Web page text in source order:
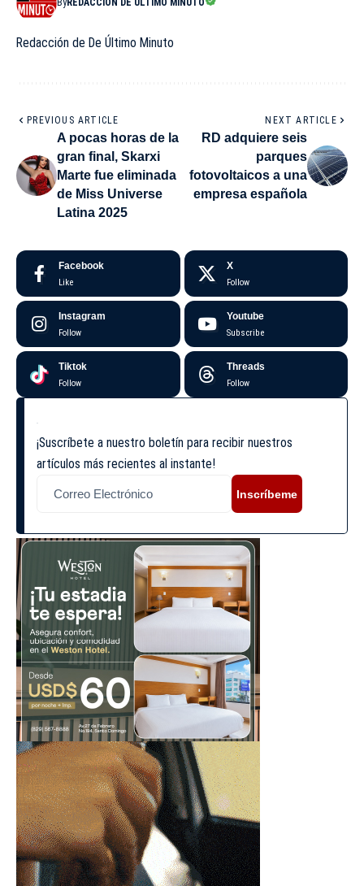
ByREDACCIÓN DE ÚLTIMO MINUTO
Redacción de De Último Minuto
PREVIOUS ARTICLE
A pocas horas de la
gran final, Skarxi
Marte fue eliminada
de Miss Universe
Latina 2025
NEXT ARTICLE
RD adquiere seis
parques
fotovoltaicos a una
empresa española
Facebook
Like
X
Follow
Instagram
Follow
Youtube
Subscribe
Tiktok
Follow
Threads
Follow
¡Suscríbete a nuestro boletín para recibir nuestros
artículos más recientes al instante!
Inscríbeme